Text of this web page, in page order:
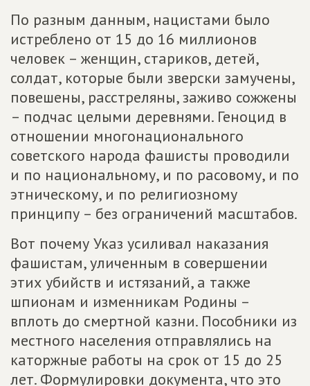
По разным данным, нацистами было
истреблено от 15 до 16 миллионов
человек – женщин, стариков, детей,
солдат, которые были зверски замучены,
повешены, расстреляны, заживо сожжены
– подчас целыми деревнями. Геноцид в
отношении многонационального
советского народа фашисты проводили
и по национальному, и по расовому, и по
этническому, и по религиозному
принципу – без ограничений масштабов.
Вот почему Указ усиливал наказания
фашистам, уличенным в совершении
этих убийств и истязаний, а также
шпионам и изменникам Родины –
вплоть до смертной казни. Пособники из
местного населения отправлялись на
каторжные работы на срок от 15 до 25
лет. Формулировки документа, что это